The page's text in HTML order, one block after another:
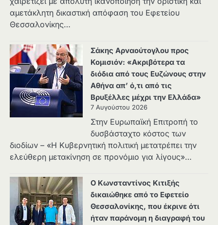
αμετάκλητη δικαστική απόφαση του Εφετείου
Θεσσαλονίκης…
Σάκης Αρναούτογλου προς
Κομισιόν: «Ακριβότερα τα
διόδια από τους Ευζώνους στην
Αθήνα απ’ ό,τι από τις
Βρυξέλλες μέχρι την Ελλάδα»
7 Αυγούστου 2026
Στην Ευρωπαϊκή Επιτροπή το
δυσβάσταχτο κόστος των
διοδίων – «Η Κυβερνητική πολιτική μετατρέπει την
ελεύθερη μετακίνηση σε προνόμιο για λίγους»…
Ο Κωνσταντίνος Κιτιξής
δικαιώθηκε από το Εφετείο
Θεσσαλονίκης, που έκρινε ότι
ήταν παράνομη η διαγραφή του